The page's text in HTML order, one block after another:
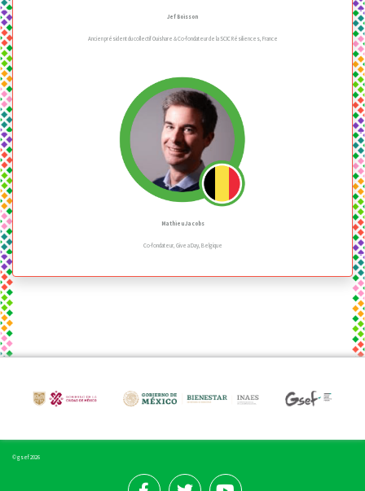
Jef Boisson
Ancien président du collectif Ouishare & Co-fondateur de la SCIC Résiliences, France
Mathieu Jacobs
Co-fondateur, Give a Day, Belgique
© gsef 2026